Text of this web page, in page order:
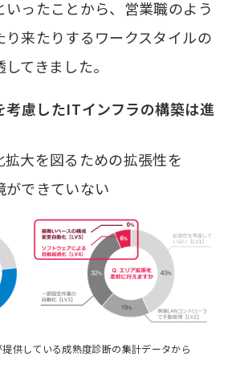
ったことから、営業職のよう
り来たりするワークスタイルの
てきました。
考慮したITインフラの構築は進
大を図るための拡張性を
できていない
供している成熟度診断の集計データから